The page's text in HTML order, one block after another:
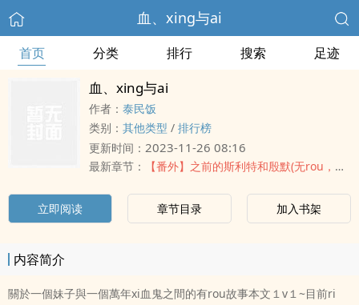
血、xing与ai
首页 分类 排行 搜索 足迹
血、xing与ai
作者： 泰民饭
类别： 其他类型 / 排行榜
更新时间： 2023-11-26 08:16
最新章节： 【番外】之前的斯利特和殷默(无rou，剧情)
立即阅读 章节目录 加入书架
内容简介
關於一個妹子與一個萬年xi血鬼之間的有rou故事本文１v１~目前ri